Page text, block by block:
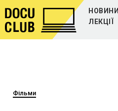
НОВИНИ
ЛЕКЦІЇ
Фільми